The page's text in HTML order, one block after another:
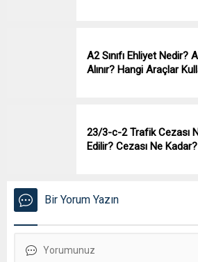
A2 Sınıfı Ehliyet Nedir?
Alınır? Hangi Araçlar
23/3-c-2 Trafik Cezası
Edilir? Cezası Ne Kadar?
Bir Yorum Yazın